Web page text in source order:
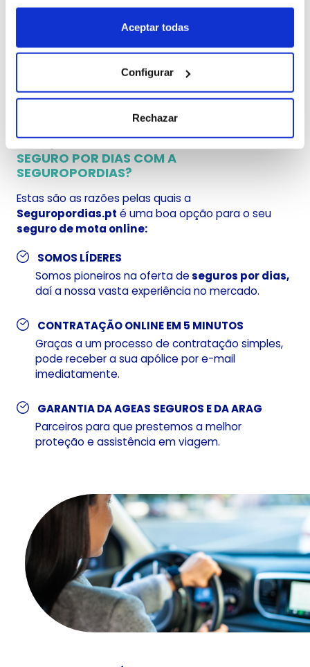
Aceptar todas
Configurar
Rechazar
Fomos os primeiros a oferecer
seguros por dias em Espanha.
muitos anos de experiência. Queremos
cobrir as situações para as quais o
PORQUÊ CONTRATAR O SEU
SEGURO POR DIAS COM A
SEGUROPORDIAS?
Estas são as razões pelas quais a
Seguropordias.pt é uma boa opção para o seu
seguro de mota online:
SOMOS LÍDERES
Somos pioneiros na oferta deseguros por dias,
daí a nossa vasta experiência no mercado.
CONTRATAÇÃO ONLINE EM 5 MINUTOS
Graças a um processo de contratação simples,
pode receber a sua apólice por e-mail
imediatamente.
GARANTIA DA AGEAS SEGUROS E DA ARAG
Parceiros para que prestemos a melhor
proteção e assistência em viagem.